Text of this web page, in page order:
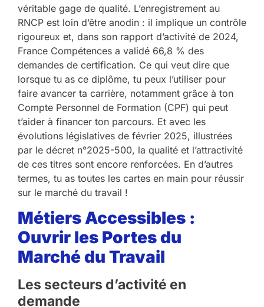
véritable gage de qualité. L’enregistrement au
RNCP est loin d’être anodin : il implique un contrôle
rigoureux et, dans son rapport d’activité de 2024,
France Compétences a validé 66,8 % des
demandes de certification. Ce qui veut dire que
lorsque tu as ce diplôme, tu peux l’utiliser pour
faire avancer ta carrière, notamment grâce à ton
Compte Personnel de Formation (CPF) qui peut
t’aider à financer ton parcours. Et avec les
évolutions législatives de février 2025, illustrées
par le décret n°2025-500, la qualité et l’attractivité
de ces titres sont encore renforcées. En d’autres
termes, tu as toutes les cartes en main pour réussir
sur le marché du travail !
Métiers Accessibles :
Ouvrir les Portes du
Marché du Travail
Les secteurs d’activité en
demande